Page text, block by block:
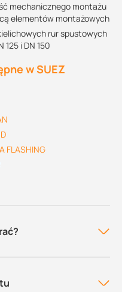
mechanicznego montażu
elementów montażowych
rur spustowych
125 i DN 150
w SUEZ
FLASHING